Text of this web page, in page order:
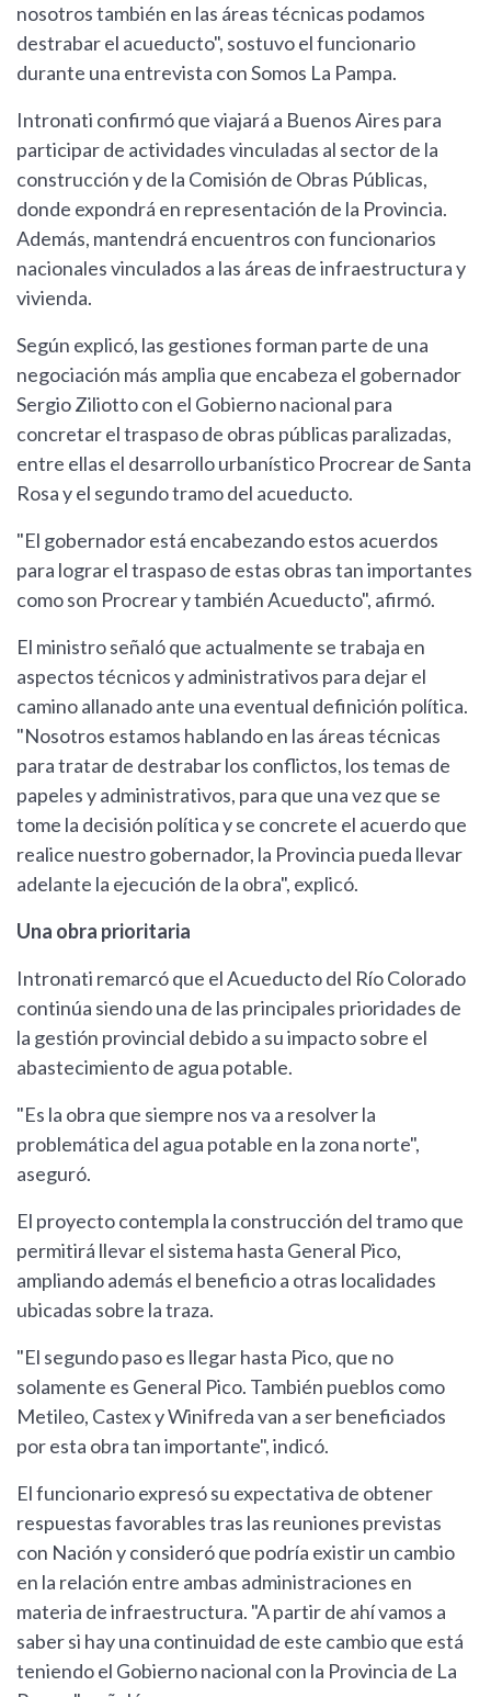
nosotros también en las áreas técnicas podamos
destrabar el acueducto", sostuvo el funcionario
durante una entrevista con Somos La Pampa.
Intronati confirmó que viajará a Buenos Aires para
participar de actividades vinculadas al sector de la
construcción y de la Comisión de Obras Públicas,
donde expondrá en representación de la Provincia.
Además, mantendrá encuentros con funcionarios
nacionales vinculados a las áreas de infraestructura y
vivienda.
Según explicó, las gestiones forman parte de una
negociación más amplia que encabeza el gobernador
Sergio Ziliotto con el Gobierno nacional para
concretar el traspaso de obras públicas paralizadas,
entre ellas el desarrollo urbanístico Procrear de Santa
Rosa y el segundo tramo del acueducto.
"El gobernador está encabezando estos acuerdos
para lograr el traspaso de estas obras tan importantes
como son Procrear y también Acueducto", afirmó.
El ministro señaló que actualmente se trabaja en
aspectos técnicos y administrativos para dejar el
camino allanado ante una eventual definición política.
"Nosotros estamos hablando en las áreas técnicas
para tratar de destrabar los conflictos, los temas de
papeles y administrativos, para que una vez que se
tome la decisión política y se concrete el acuerdo que
realice nuestro gobernador, la Provincia pueda llevar
adelante la ejecución de la obra", explicó.
Una obra prioritaria
Intronati remarcó que el Acueducto del Río Colorado
continúa siendo una de las principales prioridades de
la gestión provincial debido a su impacto sobre el
abastecimiento de agua potable.
"Es la obra que siempre nos va a resolver la
problemática del agua potable en la zona norte",
aseguró.
El proyecto contempla la construcción del tramo que
permitirá llevar el sistema hasta General Pico,
ampliando además el beneficio a otras localidades
ubicadas sobre la traza.
"El segundo paso es llegar hasta Pico, que no
solamente es General Pico. También pueblos como
Metileo, Castex y Winifreda van a ser beneficiados
por esta obra tan importante", indicó.
El funcionario expresó su expectativa de obtener
respuestas favorables tras las reuniones previstas
con Nación y consideró que podría existir un cambio
en la relación entre ambas administraciones en
materia de infraestructura. "A partir de ahí vamos a
saber si hay una continuidad de este cambio que está
teniendo el Gobierno nacional con la Provincia de La